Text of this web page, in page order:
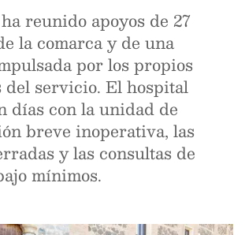
reunido apoyos de 27
la comarca y de una
por los propios
del servicio. El hospital
días con la unidad de
breve inoperativa, las
y las consultas de
mínimos.